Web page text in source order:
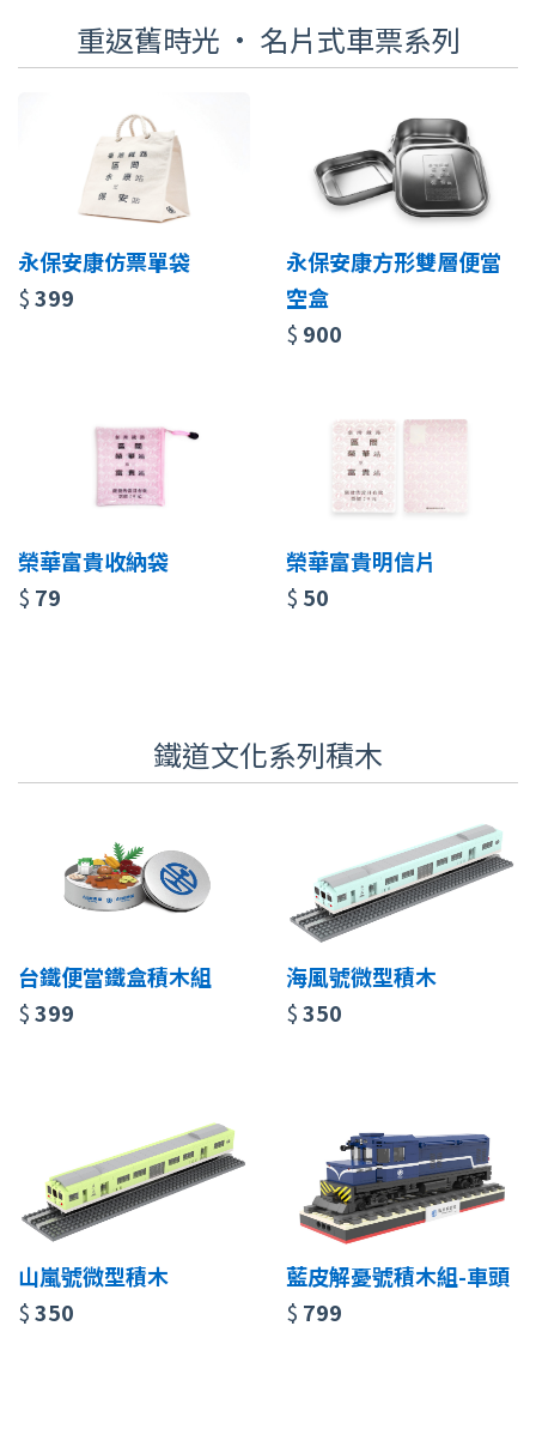
重返舊時光 · 名片式車票系列
永保安康仿票單袋
$399
永保安康方形雙層便當
空盒
$ 900
榮華富貴收納袋
$ 79
榮華富貴明信片
$ 50
鐵道文化系列積木
台鐵便當鐵盒積木組
$399
海風號微型積木
$350
山嵐號微型積木
$350
藍皮解憂號積木組-車頭
$ 799